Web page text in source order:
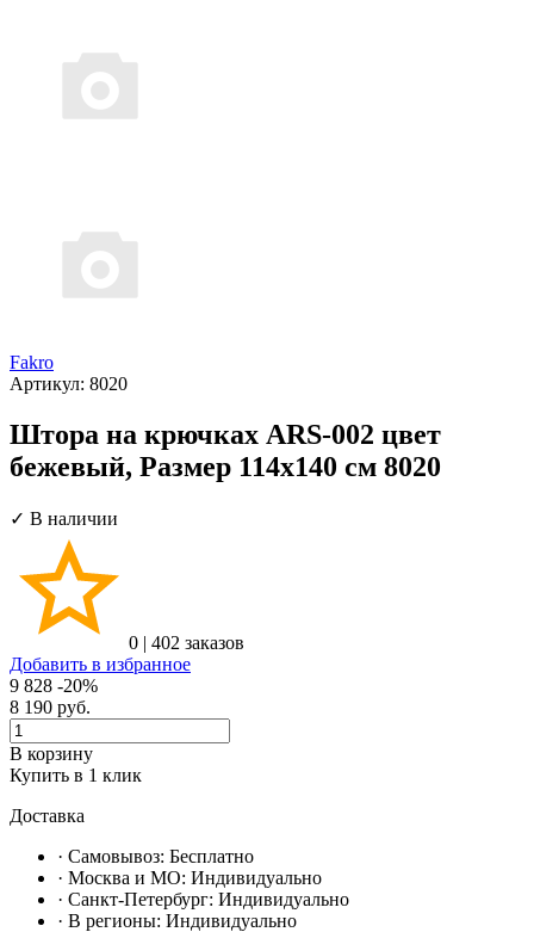
Fakro
Артикул: 8020
Штора на крючках ARS-002 цвет
бежевый, Размер 114х140 см 8020
✓ В наличии
0 | 402 заказов
Добавить в избранное
9 828 -20%
8 190 руб.
В корзину
Купить в 1 клик
Доставка
· Самовывоз: Бесплатно
· Москвa и МО: Индивидуально
· Санкт-Петербург: Индивидуально
· В регионы: Индивидуально